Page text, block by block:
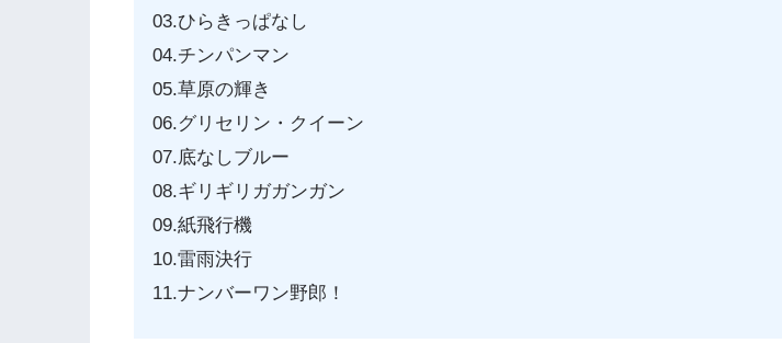
03.ひらきっぱなし
04.チンパンマン
05.草原の輝き
06.グリセリン・クイーン
07.底なしブルー
08.ギリギリガガンガン
09.紙飛行機
10.雷雨決行
11.ナンバーワン野郎！